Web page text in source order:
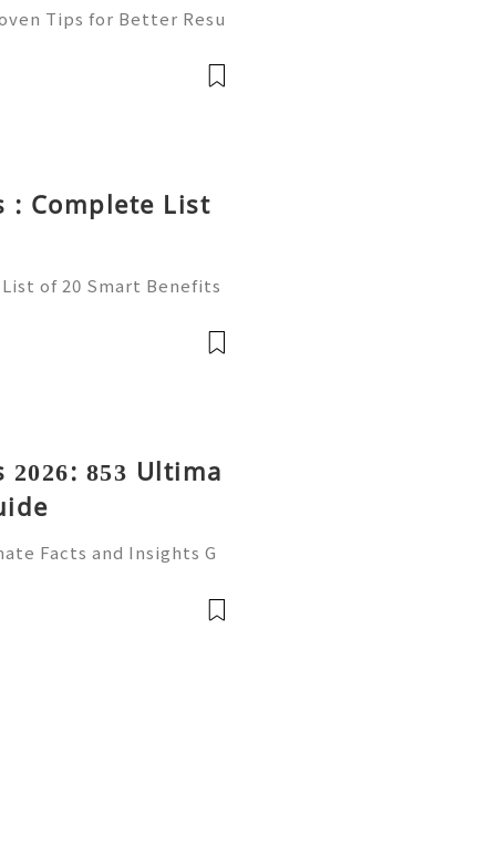
Tips for Better Resu
freelancing, online
: Complete List
of 20 Smart Benefits
businesses, and onl
853 Ultima
Facts and Insights G
correspondence, o